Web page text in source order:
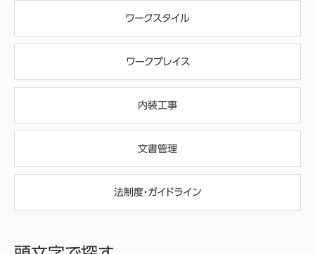
ワークスタイル
ワークプレイス
内装工事
文書管理
法制度・ガイドライン